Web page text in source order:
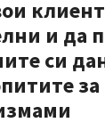
и да
си
за